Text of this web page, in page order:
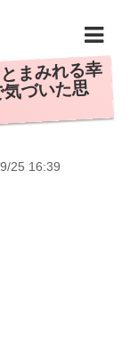
まみれる幸
づいた思
25 16:39